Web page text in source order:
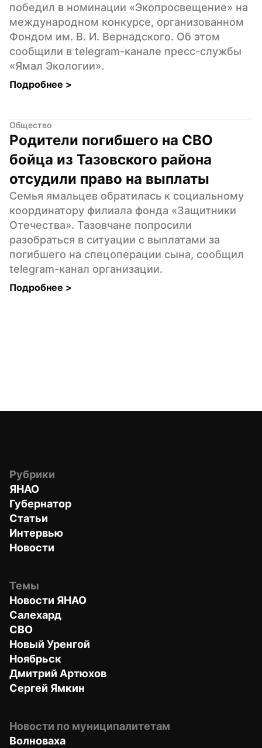
победил в номинации «Экопросвещение» на
международном конкурсе, организованном
Фондом им. В. И. Вернадского. Об этом
сообщили в telegram-канале пресс-службы
«Ямал Экологии».
Подробнее >
Общество
Родители погибшего на СВО
бойца из Тазовского района
отсудили право на выплаты
Семья ямальцев обратилась к социальному
координатору филиала фонда «Защитники
Отечества». Тазовчане попросили
разобраться в ситуации с выплатами за
погибшего на спецоперации сына, сообщил
telegram-канал организации.
Подробнее >
Рубрики
ЯНАО
Губернатор
Статьи
Интервью
Новости
Темы
Новости ЯНАО
Салехард
СВО
Новый Уренгой
Ноябрьск
Дмитрий Артюхов
Сергей Ямкин
Новости по муниципалитетам
Волноваха